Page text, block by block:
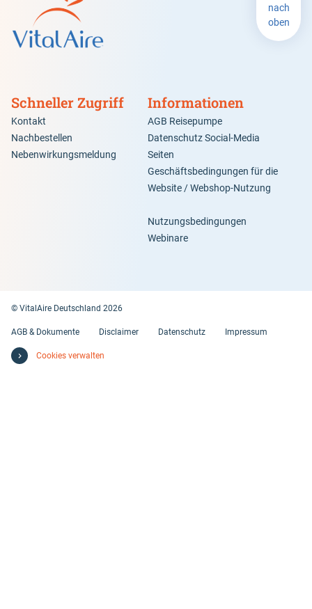
Schneller Zugriff
Kontakt
Nachbestellen
Nebenwirkungsmeldung
Informationen
AGB Reisepumpe
Datenschutz Social-Media
Seiten
Geschäftsbedingungen für die
Website / Webshop-Nutzung
Nutzungsbedingungen
Webinare
nach
oben
© VitalAire Deutschland 2026
AGB & Dokumente Disclaimer Datenschutz Impressum
Cookies verwalten